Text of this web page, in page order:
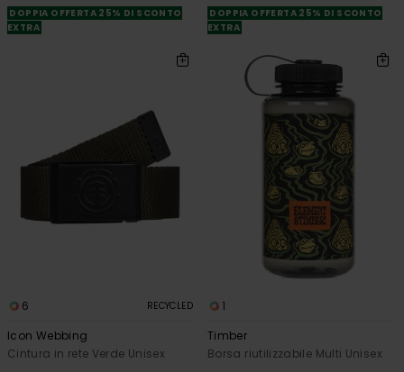
DOPPIA OFFERTA 25% DI SCONTO
EXTRA
DOPPIA OFFERTA 25% DI SCONTO
EXTRA
6 RECYCLED
Icon Webbing
Cintura in rete Verde Unisex
1
Timber
Borsa riutilizzabile Multi Unisex